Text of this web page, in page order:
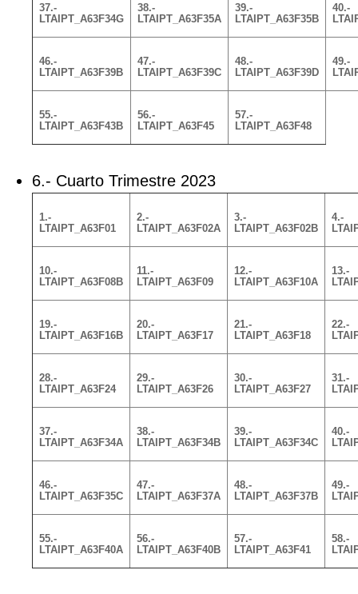
37.-
LTAIPT_A63F34G
38.-
LTAIPT_A63F35A
39.-
LTAIPT_A63F35B
40.-
46.-
LTAIPT_A63F39B
47.-
LTAIPT_A63F39C
48.-
LTAIPT_A63F39D
49.-
55.-
LTAIPT_A63F43B
56.-
LTAIPT_A63F45
57.-
LTAIPT_A63F48
6.- Cuarto Trimestre 2023
1.-
LTAIPT_A63F01
2.-
LTAIPT_A63F02A
3.-
LTAIPT_A63F02B
4.-
10.-
LTAIPT_A63F08B
11.-
LTAIPT_A63F09
12.-
LTAIPT_A63F10A
13.-
19.-
LTAIPT_A63F16B
20.-
LTAIPT_A63F17
21.-
LTAIPT_A63F18
22.-
28.-
LTAIPT_A63F24
29.-
LTAIPT_A63F26
30.-
LTAIPT_A63F27
31.-
37.-
LTAIPT_A63F34A
38.-
LTAIPT_A63F34B
39.-
LTAIPT_A63F34C
40.-
46.-
LTAIPT_A63F35C
47.-
LTAIPT_A63F37A
48.-
LTAIPT_A63F37B
49.-
55.-
LTAIPT_A63F40A
56.-
LTAIPT_A63F40B
57.-
LTAIPT_A63F41
58.-